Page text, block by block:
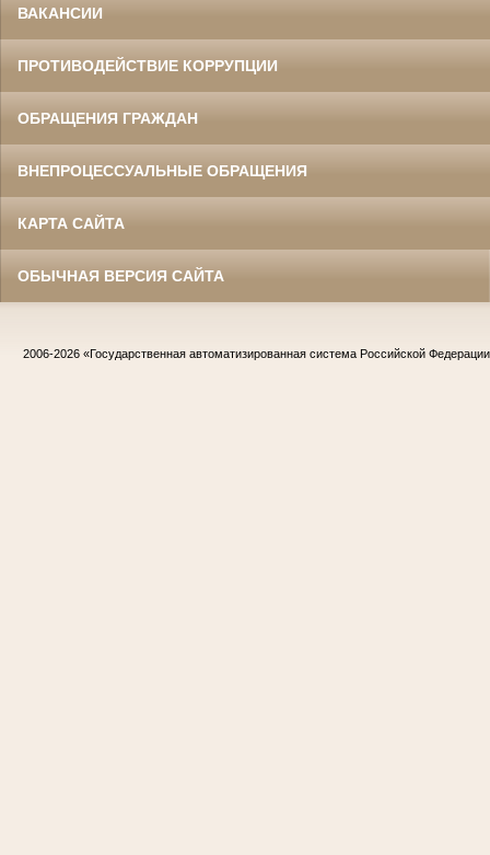
ВАКАНСИИ
ПРОТИВОДЕЙСТВИЕ КОРРУПЦИИ
ОБРАЩЕНИЯ ГРАЖДАН
ВНЕПРОЦЕССУАЛЬНЫЕ ОБРАЩЕНИЯ
КАРТА САЙТА
ОБЫЧНАЯ ВЕРСИЯ САЙТА
2006-2026 «Государственная автоматизированная система Российской